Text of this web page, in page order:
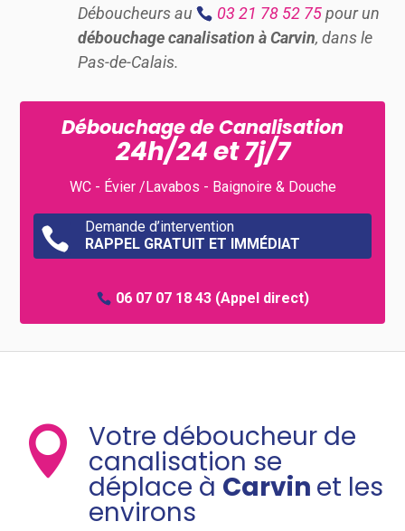
Déboucheurs au
03 21 78 52 75pour un
débouchage canalisation à Carvin, dans le
Pas-de-Calais.
Débouchage de Canalisation
24h/24 et 7j/7
WC - Évier /Lavabos - Baignoire & Douche

Demande d’intervention
RAPPEL GRATUIT ET IMMÉDIAT
06 07 07 18 43(Appel direct)
 Votre déboucheur de
canalisation se
déplace à Carvin et les
environs